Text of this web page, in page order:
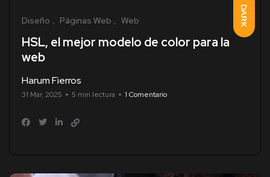
DARK
Diseño Páginas Web Web
HSL, el mejor modelo de color para la
web
Harum Fierros
31 Mar, 2025 5 min lectura 1 Comentario